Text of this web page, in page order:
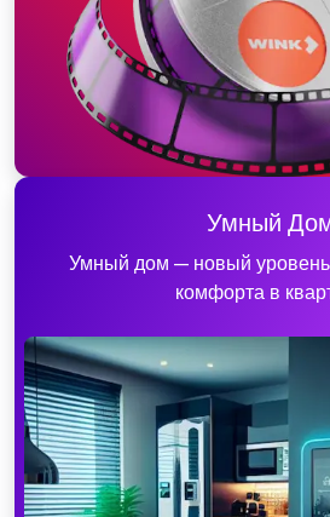
Умный
Умный дом — новый уровень
комфорта в